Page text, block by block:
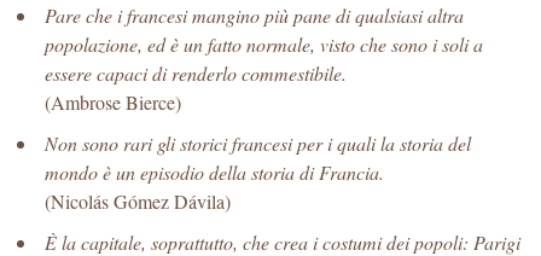
Pare che i francesi mangino più pane di qualsiasi altra
popolazione, ed è un fatto normale, visto che sono i soli a
essere capaci di renderlo commestibile.
(Ambrose Bierce)
Non sono rari gli storici francesi per i quali la storia del
mondo è un episodio della storia di Francia.
(Nicolás Gómez Dávila)
È la capitale, soprattutto, che crea i costumi dei popoli: Parigi